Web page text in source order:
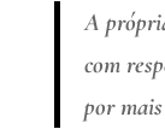
A
com
por